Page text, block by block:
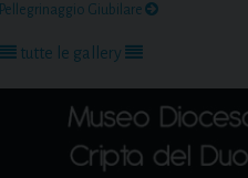
Pellegrinaggio Giubilare
tutte le gallery